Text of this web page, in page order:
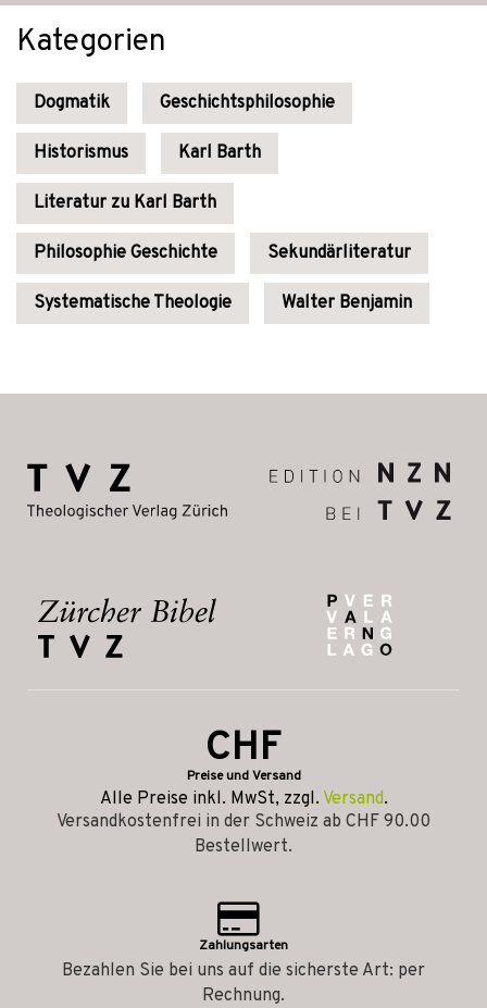
Kategorien
Dogmatik Geschichtsphilosophie
Historismus Karl Barth
Literatur zu Karl Barth
Philosophie Geschichte Sekundärliteratur
Systematische Theologie Walter Benjamin
CHF
Preise und Versand
Alle Preise inkl. MwSt, zzgl. Versand.
Versandkostenfrei in der Schweiz ab CHF 90.00
Bestellwert.
Zahlungsarten
Bezahlen Sie bei uns auf die sicherste Art: per
Rechnung.